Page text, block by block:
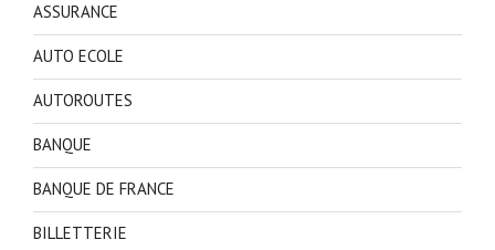
ASSURANCE
AUTO ECOLE
AUTOROUTES
BANQUE
BANQUE DE FRANCE
BILLETTERIE